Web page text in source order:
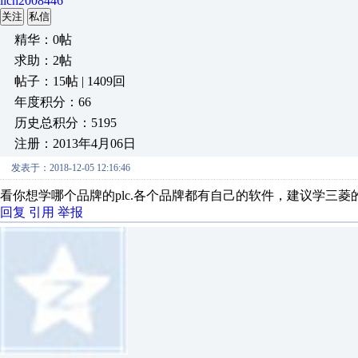
关注 私信
精华：0帖
求助：2帖
帖子：15帖 | 1409回
年度积分：66
历史总积分：5195
注册：2013年4月06日
发表于：2018-12-05 12:16:46
看你想学哪个品牌的plc.各个品牌都有自己的软件，建议学三菱
回复 引用 举报